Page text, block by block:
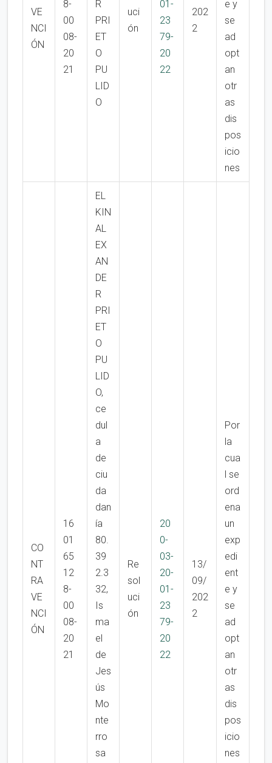
VE
NCI
ÓN
8-
00
08-
20
21
R
PRI
ET
O
PU
LID
O
uci
ón
01-
23
79-
20
22
202
2
e y
se
ad
opt
an
otr
as
dis
pos
icio
nes
CO
NT
RA
VE
NCI
ÓN
16
01
65
12
8-
00
08-
20
21
EL
KIN
AL
EX
AN
DE
R
PRI
ET
O
PU
LID
O,
ce
dul
a
de
ciu
da
dan
ía
80.
39
2.3
32,
Is
ma
el
de
Jes
ús
Mo
nte
rro
sa
Re
sol
uci
ón
20
0-
03-
20-
01-
23
79-
20
22
13/
09/
202
2
Por
la
cua
l se
ord
ena
un
exp
edi
ent
e y
se
ad
opt
an
otr
as
dis
pos
icio
nes